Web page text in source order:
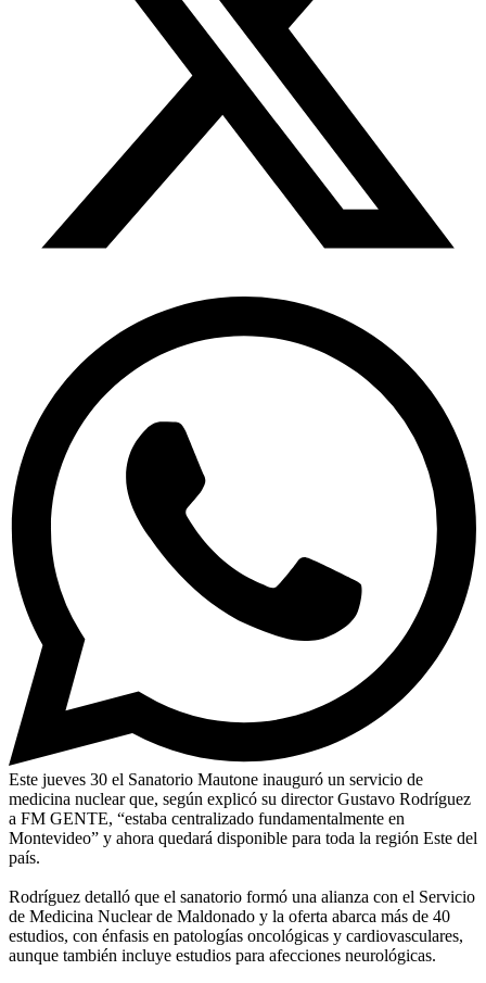
Este jueves 30 el Sanatorio Mautone inauguró un servicio de
medicina nuclear que, según explicó su director Gustavo Rodríguez
a FM GENTE, “estaba centralizado fundamentalmente en
Montevideo” y ahora quedará disponible para toda la región Este del
país.
Rodríguez detalló que el sanatorio formó una alianza con el Servicio
de Medicina Nuclear de Maldonado y la oferta abarca más de 40
estudios, con énfasis en patologías oncológicas y cardiovasculares,
aunque también incluye estudios para afecciones neurológicas.